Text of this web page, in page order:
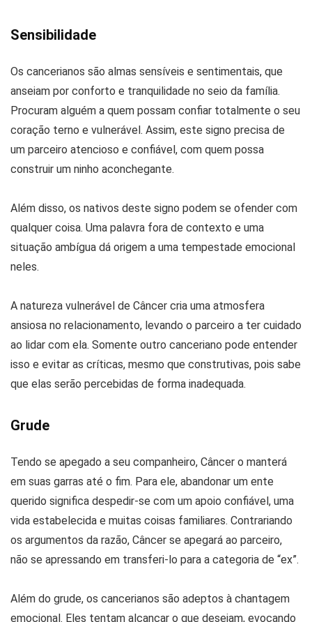
Sensibilidade
Os cancerianos são almas sensíveis e sentimentais, que
anseiam por conforto e tranquilidade no seio da família.
Procuram alguém a quem possam confiar totalmente o seu
coração terno e vulnerável. Assim, este signo precisa de
um parceiro atencioso e confiável, com quem possa
construir um ninho aconchegante.
Além disso, os nativos deste signo podem se ofender com
qualquer coisa. Uma palavra fora de contexto e uma
situação ambígua dá origem a uma tempestade emocional
neles.
A natureza vulnerável de Câncer cria uma atmosfera
ansiosa no relacionamento, levando o parceiro a ter cuidado
ao lidar com ela. Somente outro canceriano pode entender
isso e evitar as críticas, mesmo que construtivas, pois sabe
que elas serão percebidas de forma inadequada.
Grude
Tendo se apegado a seu companheiro, Câncer o manterá
em suas garras até o fim. Para ele, abandonar um ente
querido significa despedir-se com um apoio confiável, uma
vida estabelecida e muitas coisas familiares. Contrariando
os argumentos da razão, Câncer se apegará ao parceiro,
não se apressando em transferi-lo para a categoria de “ex”.
Além do grude, os cancerianos são adeptos à chantagem
emocional. Eles tentam alcançar o que desejam, evocando